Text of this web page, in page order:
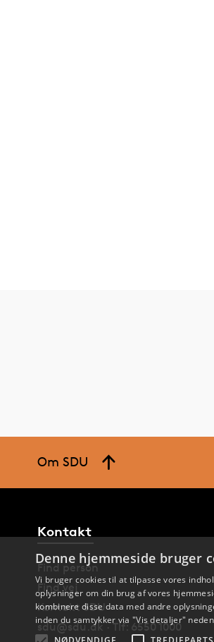
Om SDU
Kontakt
Find person
Find vej
Kontakt SDU
sdu@sdu.dk · Tlf: 6550 1000
Denne hjemmeside bruger
Vi bruger cookies til at tilpasse vores
oplysninger om din brug af vores
kombinere disse data med andre
inden du samtykker via "Vis detaljer"